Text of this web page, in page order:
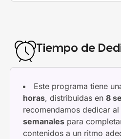
Tiempo de
Este programa tiene
horas, distribuidas en 8
recomendamos dedicar al
semanales para
contenidos a un ritmo